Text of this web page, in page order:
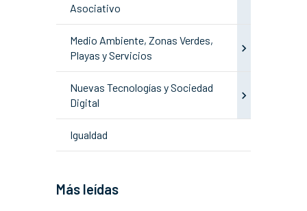
Asociativo
Medio Ambiente, Zonas Verdes,
Playas y Servicios
Nuevas Tecnologías y Sociedad
Digital
Igualdad
Más leídas